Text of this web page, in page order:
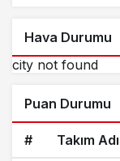
Hava Durumu
city not found
Puan Durumu
# Takım Adı